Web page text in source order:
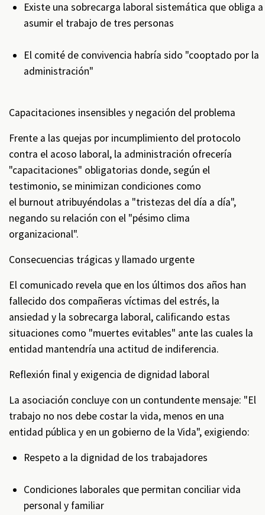
Existe una sobrecarga laboral sistemática que obliga a
asumir el trabajo de tres personas
El comité de convivencia habría sido "cooptado por la
administración"
Capacitaciones insensibles y negación del problema
Frente a las quejas por incumplimiento del protocolo
contra el acoso laboral, la administración ofrecería
"capacitaciones" obligatorias donde, según el
testimonio, se minimizan condiciones como
el burnout atribuyéndolas a "tristezas del día a día",
negando su relación con el "pésimo clima
organizacional".
Consecuencias trágicas y llamado urgente
El comunicado revela que en los últimos dos años han
fallecido dos compañeras víctimas del estrés, la
ansiedad y la sobrecarga laboral, calificando estas
situaciones como "muertes evitables" ante las cuales la
entidad mantendría una actitud de indiferencia.
Reflexión final y exigencia de dignidad laboral
La asociación concluye con un contundente mensaje: "El
trabajo no nos debe costar la vida, menos en una
entidad pública y en un gobierno de la Vida", exigiendo:
Respeto a la dignidad de los trabajadores
Condiciones laborales que permitan conciliar vida
personal y familiar